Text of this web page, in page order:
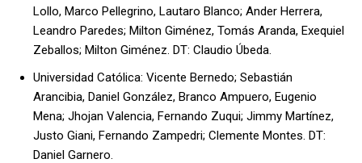
Lollo, Marco Pellegrino, Lautaro Blanco; Ander Herrera,
Leandro Paredes; Milton Giménez, Tomás Aranda, Exequiel
Zeballos; Milton Giménez. DT: Claudio Úbeda.
Universidad Católica: Vicente Bernedo; Sebastián
Arancibia, Daniel González, Branco Ampuero, Eugenio
Mena; Jhojan Valencia, Fernando Zuqui; Jimmy Martínez,
Justo Giani, Fernando Zampedri; Clemente Montes. DT:
Daniel Garnero.